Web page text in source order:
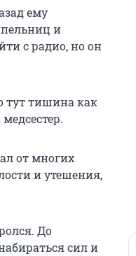
ему
и
с радио, но он
тут тишина как
от многих
и утешения,
До
сил и